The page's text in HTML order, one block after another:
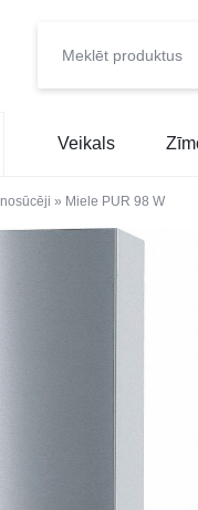
Veikals
» Miele PUR 98 W